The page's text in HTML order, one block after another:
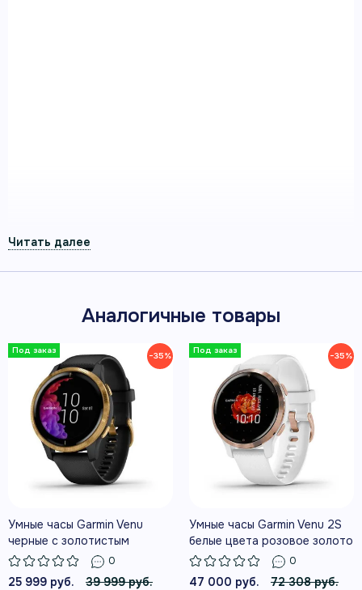
О МОДЕЛИ
Займитесь своим здоровьем
Продвинутые функции наблюдения за здоровьем и
организм. Кроме того, вы сможете передавать
вызовы прямо с часов при сопряжении с
совместимым смартфоном.
Возможности на каждый день
Подчеркните ваш стиль
Аналогичные товары
−35%
Умные часы Garmin Venu
черные с золотистым
безелем
0
25 999 руб.
39 999 руб.
−35%
Умные часы Garmin Venu 2S
белые цвета розовое золото
0
47 000 руб.
72 308 руб.